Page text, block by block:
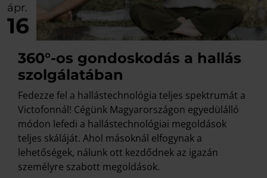
ápr.
16
360°-os gondoskodás a hallás
szolgálatában
Fedezze fel a hallástechnológia teljes spektrumát a
Victofonnál! Cégünk Magyarországon egyedülálló
módon lefedi a hallástechnológiai megoldások
teljes skáláját. Ahol másoknál elfogynak a
lehetőségek, nálunk ott kezdődnek az igazán
személyre szabott megoldások.